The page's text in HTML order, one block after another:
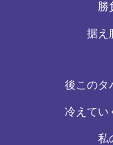
勝
据え
後このタ
冷えてい
私